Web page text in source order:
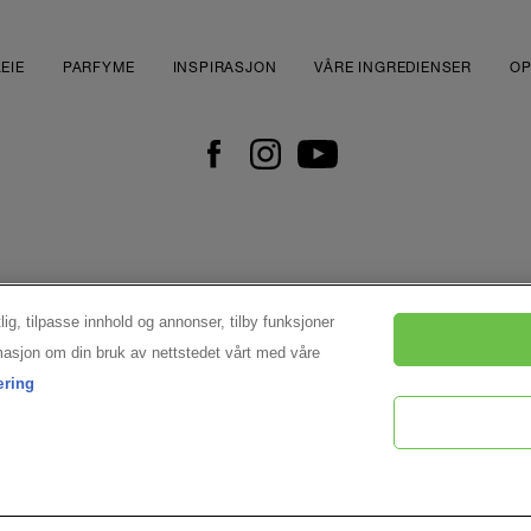
PARFYME INSPIRASJON VÅRE INGREDIENSER
tilpasse innhold og annonser, tilby funksjoner
om din bruk av nettstedet vårt med våre